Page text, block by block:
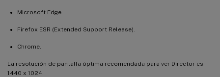
Microsoft Edge.
Firefox ESR (Extended Support Release).
Chrome.
La resolución de pantalla óptima recomendada para ver Director es
1440 x 1024.